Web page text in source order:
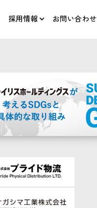
採用情報 お問い合わせ